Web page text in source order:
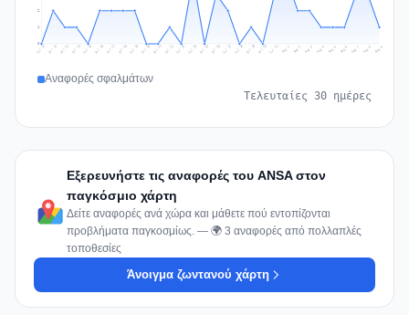
1
2
Jul 11 Jul 12 Jul 13 Jul 14 Jul 15 Jul 16 Jul 17 Jul 18 Jul 19 Jul 20 Jul 21 Jul 22 Jul 23 Jul 24 Jul 25 Jul 26 Jul 27 Jul 28 Jul 29 Jul 30 Jul 31 Aug 1 Aug 2 Aug 3 Aug 4 Aug 5 Aug 6 Aug 7 Aug 8 Aug 9
Αναφορές σφαλμάτων
Τελευταίες 30 ημέρες
Εξερευνήστε τις αναφορές του ANSA στον
παγκόσμιο χάρτη
Δείτε αναφορές ανά χώρα και μάθετε πού εντοπίζονται
προβλήματα παγκοσμίως. — 🌍 3 αναφορές από πολλαπλές
τοποθεσίες
Άνοιγμα ζωντανού χάρτη